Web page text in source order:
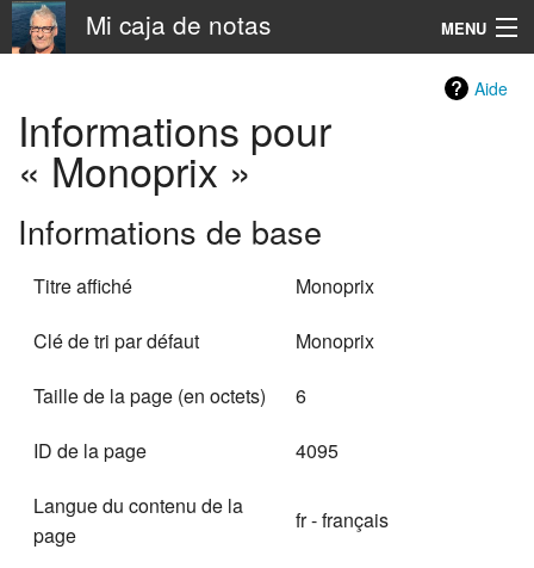
Mi caja de notas MENU
Rechercher
Aide
Informations pour
« Monoprix »
Informations de base
Titre affiché
Monoprix
Clé de tri par défaut
Monoprix
Taille de la page (en octets)
6
ID de la page
4095
Langue du contenu de la
page
fr - français